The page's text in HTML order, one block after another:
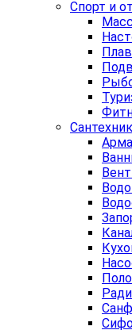
Спорт и